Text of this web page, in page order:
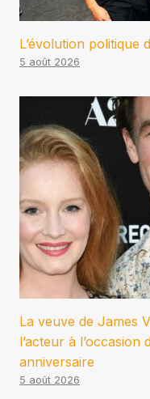
L’évolution politique
5 août 2026
La veuve de James
l’acteur à
anniversaire
5 août 2026